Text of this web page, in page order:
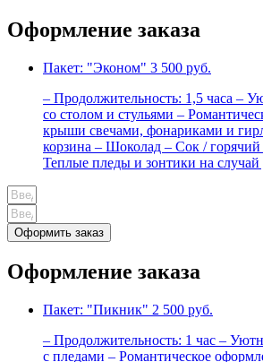
Оформление заказа
Пакет: "Эконом" 3 500 руб.
– Продолжительность: 1,5 часа –
со столом и стульями –
крыши свечами, фонариками и
корзина – Шоколад – Сок /
Теплые пледы и зонтики на
Оформить заказ
Оформление заказа
Пакет: "Пикник" 2 500 руб.
– Продолжительность: 1 час –
с пледами – Романтическое